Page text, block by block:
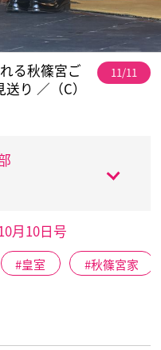
る秋篠宮ご
り ／（C）
11/11
月10日号
皇室 秋篠宮家